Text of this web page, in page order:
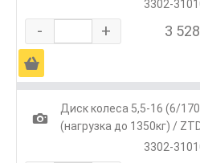
3302-
- + 3
Ä
1
Диск колеса 5,5-16 (6/
(нагрузка до 1350кг) /
3302-